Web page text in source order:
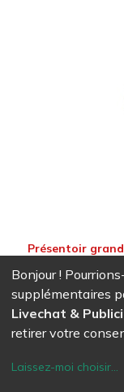
Présentoir grand
508,71CHF
Bonjour !
supplémentaires
Livechat &
retirer votre
Laissez-moi choisir...